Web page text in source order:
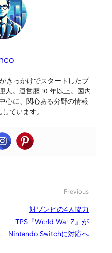
きっかけでスタートしたブ
人。運営歴 10 年以上。国内
心に、関心ある分野の情報
ています。
Previous
対ゾンビの4人協力
TPS『World War Z』が
Nintendo Switchに対応へ